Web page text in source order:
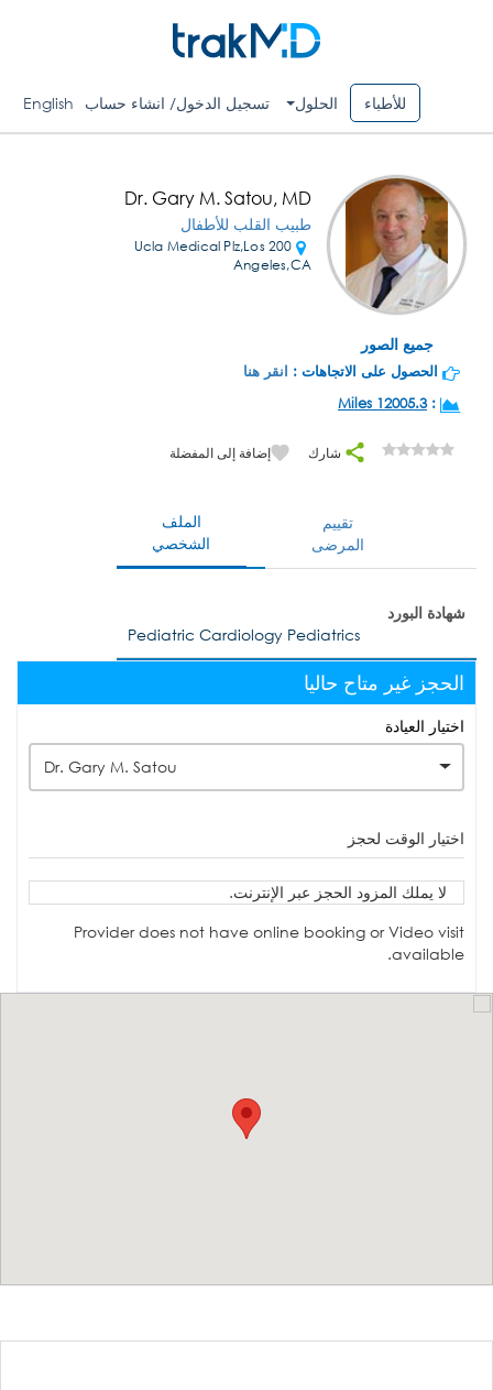
للأطباء الحلول تسجيل الدخول/ انشاء حساب English
جميع الصور
Dr. Gary M. Satou, MD
طبيب القلب للأطفال
200 Ucla Medical Plz,Los
Angeles,CA
الحصول على الاتجاهات : انقر هنا
:
12005.3 Miles
شارك إضافة إلى المفضلة
الملف
الشخصي
تقييم
المرضى
شهادة البورد
Pediatric Cardiology Pediatrics
الحجز غير متاح حاليا
اختيار العيادة
Dr. Gary M. Satou
اختيار الوقت لحجز
لا يملك المزود الحجز عبر الإنترنت.
Provider does not have online booking or Video visit
available.